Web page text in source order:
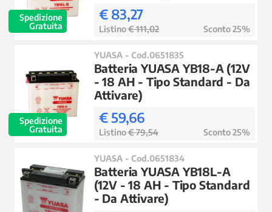
Spedizione
Gratuita
€ 83,27
Listino€ 111,02 Sconto 25%
Spedizione
Gratuita
YUASA - Cod.0651835
Batteria YUASA YB18-A (12V
- 18 AH - Tipo Standard - Da
Attivare)
€ 59,66
Listino€ 79,54 Sconto 25%
YUASA - Cod.0651834
Batteria YUASA YB18L-A
(12V - 18 AH - Tipo Standard
- Da Attivare)